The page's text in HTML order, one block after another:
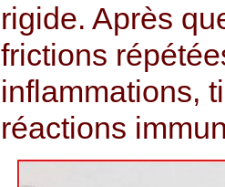
rigide. Après
frictions
inflammations,
réactions